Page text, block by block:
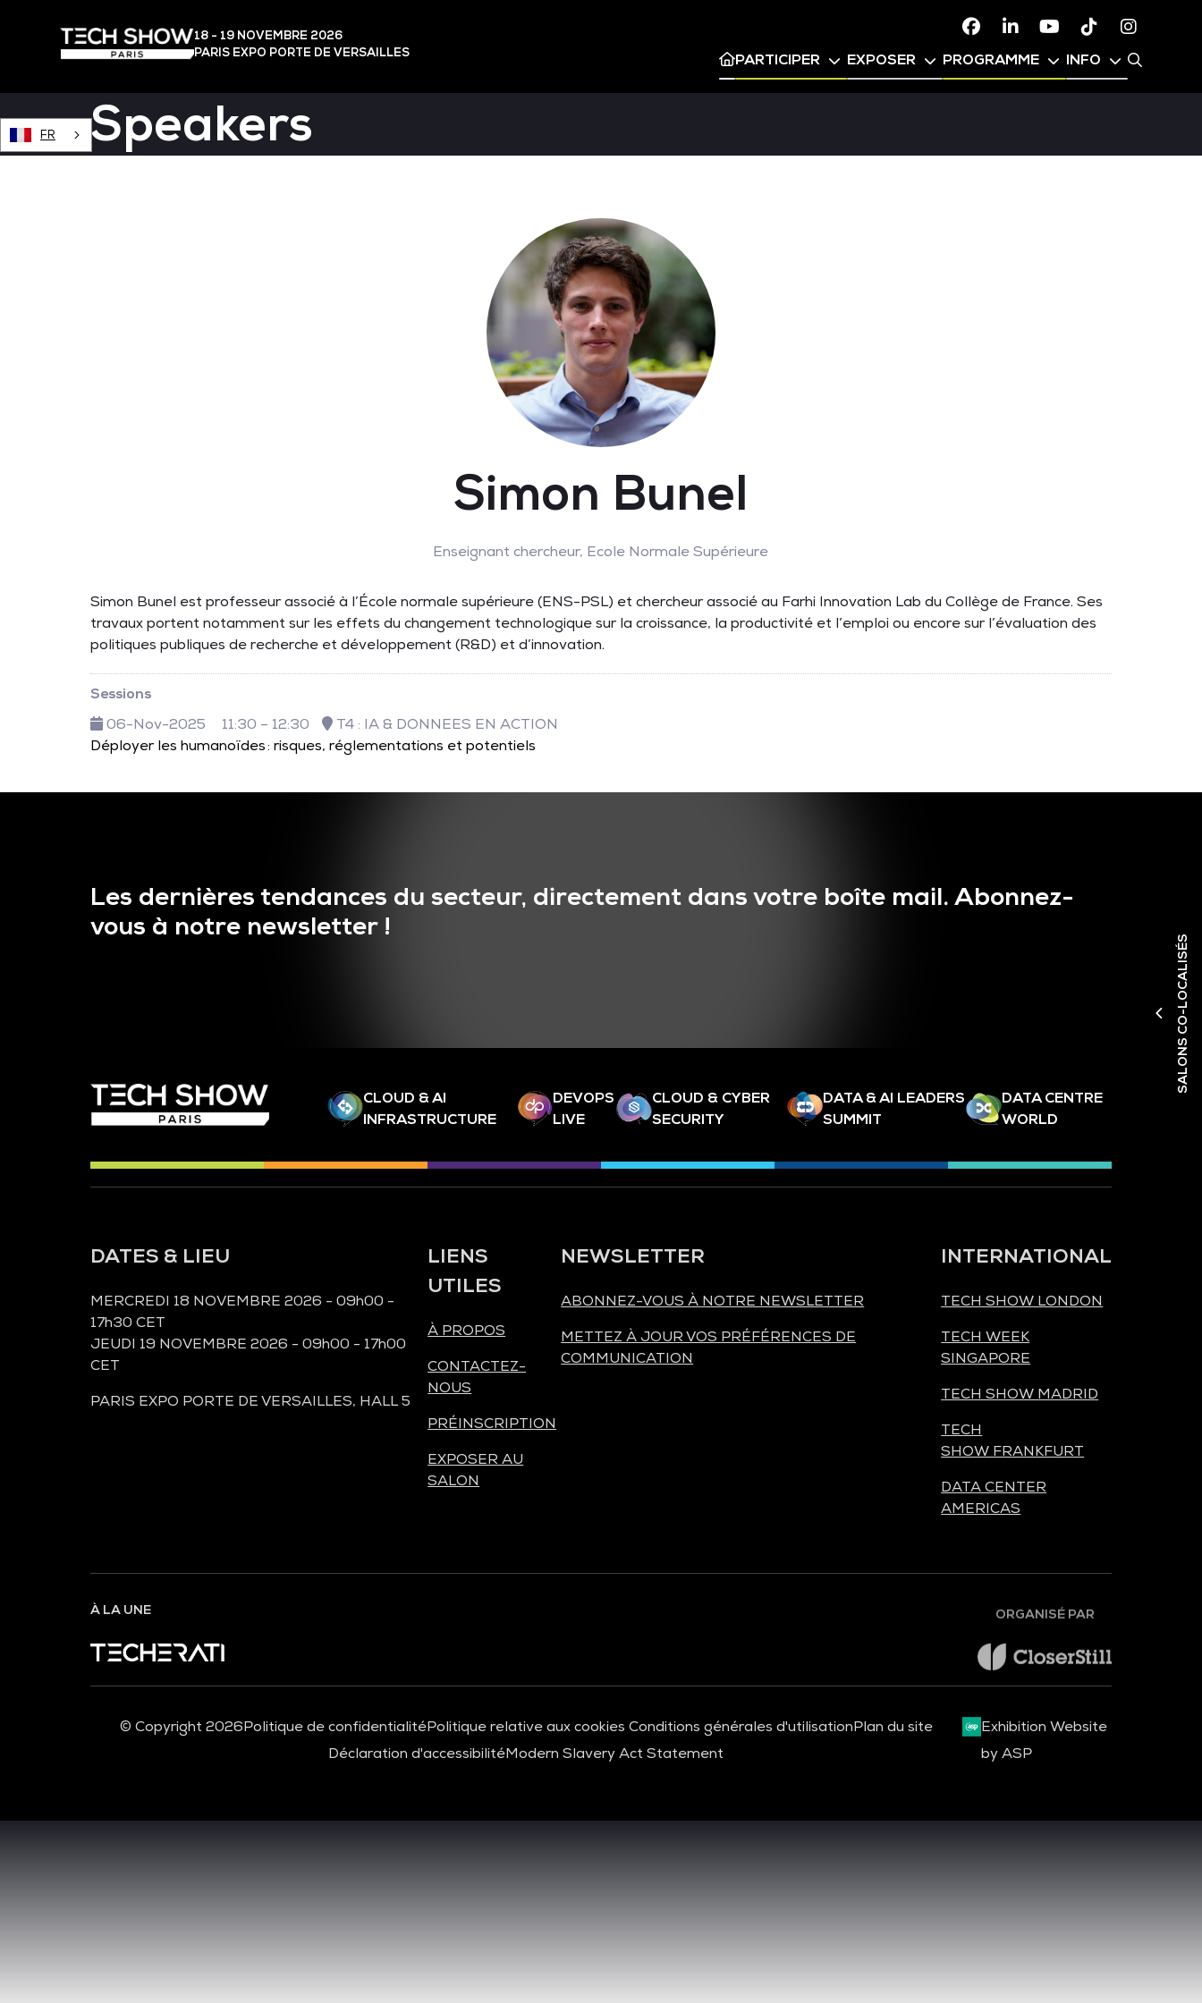
18 - 19 NOVEMBRE 2026
PARIS EXPO PORTE DE VERSAILLES
FacebookLinkedinYoutubeTikTok
PARTICIPER EXPOSER PROGRAMME INFO
FR
SALONS CO-LOCALISÉS
Speakers
Simon Bunel
Enseignant chercheur, Ecole Normale Supérieure
Simon Bunel est professeur associé à l’École normale supérieure (ENS-PSL) et chercheur associé au Farhi Innovation Lab du Collège de France. Ses
travaux portent notamment sur les effets du changement technologique sur la croissance, la productivité et l’emploi ou encore sur l’évaluation des
politiques publiques de recherche et développement (R&D) et d’innovation.
Sessions
06-Nov-2025
11:30 – 12:30
T4 : IA & DONNEES EN ACTION
Déployer les humanoïdes : risques, réglementations et potentiels
Les dernières tendances du secteur, directement dans votre boîte mail. Abonnez-
vous à notre newsletter !
CLOUD & AI
INFRASTRUCTURE
DEVOPS
LIVE
CLOUD & CYBER
SECURITY
DATA & AI LEADERS
SUMMIT
DATA CENTRE
WORLD
DATES & LIEU
MERCREDI 18 NOVEMBRE 2026 - 09h00 -
17h30 CET
JEUDI 19 NOVEMBRE 2026 - 09h00 - 17h00
CET
PARIS EXPO PORTE DE VERSAILLES, HALL 5
LIENS
UTILES
À PROPOS
CONTACTEZ-
NOUS
PRÉINSCRIPTION
EXPOSER AU
SALON
NEWSLETTER
ABONNEZ-VOUS À NOTRE NEWSLETTER
METTEZ À JOUR VOS PRÉFÉRENCES DE
COMMUNICATION
INTERNATIONAL
TECH SHOW LONDON
TECH WEEK
SINGAPORE
TECH SHOW MADRID
TECH
SHOW FRANKFURT
DATA CENTER
AMERICAS
À LA UNE ORGANISÉ PAR
© Copyright 2026Politique de confidentialitéPolitique relative aux cookies Conditions générales d'utilisationPlan du site
Déclaration d'accessibilitéModern Slavery Act Statement
Exhibition Website
by ASP